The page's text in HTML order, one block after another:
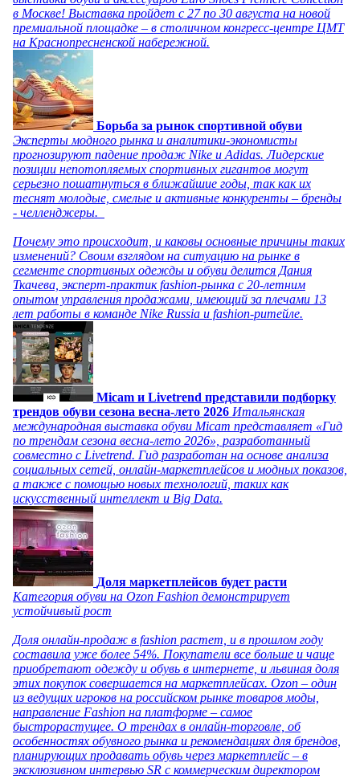
в Москве! Выставка пройдет с 27 по 30 августа на новой
премиальной площадке – в столичном конгресс-центре ЦМТ
на Краснопресненской набережной.
Борьба за рынок спортивной обуви
Эксперты модного рынка и аналитики-экономисты
прогнозируют падение продаж Nike и Adidas. Лидерские
позиции непотопляемых спортивных гигантов могут
серьезно пошатнуться в ближайшие годы, так как их
теснят молодые, смелые и активные конкуренты – бренды
- челленджеры.
Почему это происходит, и каковы основные причины таких
изменений? Своим взглядом на ситуацию на рынке в
сегменте спортивных одежды и обуви делится Дания
Ткачева, эксперт-практик fashion-рынка с 20-летним
опытом управления продажами, имеющий за плечами 13
лет работы в команде Nike Russia и fashion-ритейле.
Micam и Livetrend представили подборку
трендов обуви сезона весна-лето 2026 Итальянская
международная выставка обуви Micam представляет «Гид
по трендам сезона весна-лето 2026», разработанный
совместно с Livetrend. Гид разработан на основе анализа
социальных сетей, онлайн-маркетплейсов и модных показов,
а также с помощью новых технологий, таких как
искусственный интеллект и Big Data.
Доля маркетплейсов будет расти
Категория обуви на Ozon Fashion демонстрирует
устойчивый рост
Доля онлайн-продаж в fashion растет, и в прошлом году
составила уже более 54%. Покупатели все больше и чаще
приобретают одежду и обувь в интернете, и львиная доля
этих покупок совершается на маркетплейсах. Ozon – один
из ведущих игроков на российском рынке товаров моды,
направление Fashion на платформе – самое
быстрорастущее. О трендах в онлайн-торговле, об
особенностях обувного рынка и рекомендациях для брендов,
планирующих продавать обувь через маркетплейс – в
эксклюзивном интервью SR с коммерческим директором